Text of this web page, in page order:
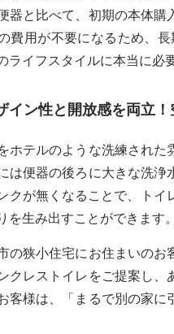
器と比べて、初期の本体
費用が不要になるため、
ライフスタイルに本当に必
イン性と開放感を両立
ホテルのような洗練され
は便器の後ろに大きな洗
クが無くなることで、トイ
を生み出すことができます。
の狭小住宅にお住まいの
クレストイレをご提案し
客様は、「まるで別の家